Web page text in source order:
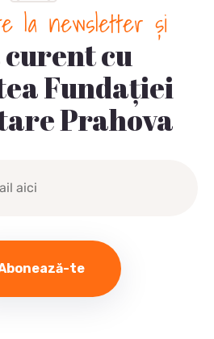
la newsletter și
cu
Fundației
Prahova